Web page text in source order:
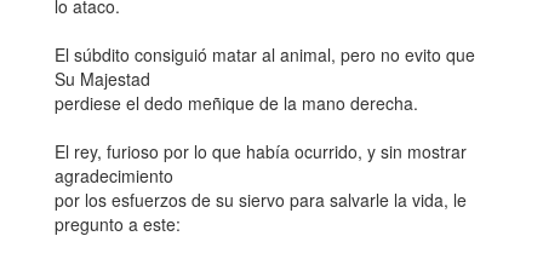
lo ataco.
El súbdito consiguió matar al animal, pero no evito que
Su Majestad
perdiese el dedo meñique de la mano derecha.
El rey, furioso por lo que había ocurrido, y sin mostrar
agradecimiento
por los esfuerzos de su siervo para salvarle la vida, le
pregunto a este: